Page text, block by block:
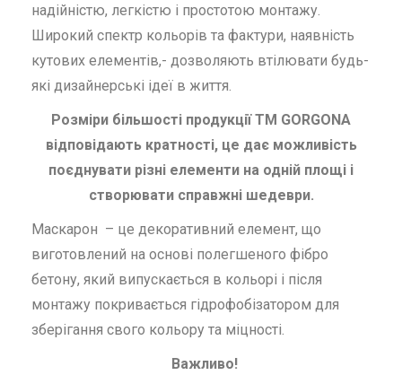
надійністю, легкістю і простотою монтажу.
Широкий спектр кольорів та фактури, наявність
кутових елементів,- дозволяють втілювати будь-
які дизайнерські ідеї в життя.
Розміри більшості продукції ТМ GORGONA
відповідають кратності, це дає можливість
поєднувати різні елементи на одній площі і
створювати справжні шедеври.
Маскарон – це декоративний елемент, що
виготовлений на основі полегшеного фібро
бетону, який випускається в кольорі і після
монтажу покривається гідрофобізатором для
зберігання свого кольору та міцності.
Важливо!